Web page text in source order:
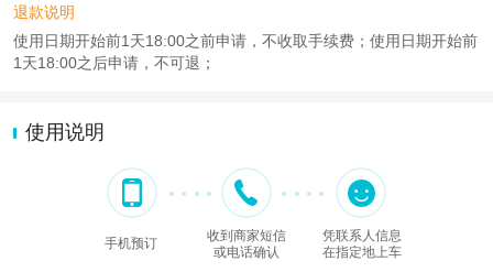
退款说明
使用日期开始前1天18:00之前申请，不收取手续费；使用日期开始前
1天18:00之后申请，不可退；
使用说明
手机预订
收到商家短信
或电话确认
凭联系人信息
在指定地上车